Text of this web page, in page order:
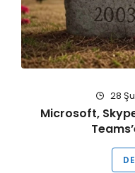
28
Microsoft,